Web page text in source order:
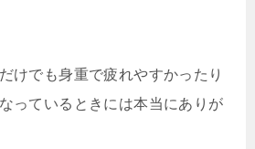
けでも身重で疲れやすかったり
っているときには本当にありが